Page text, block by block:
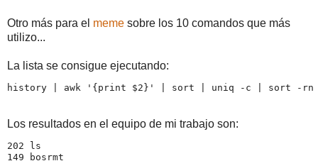
Otro más para el meme sobre los 10 comandos que más
utilizo...
La lista se consigue ejecutando:
history | awk '{print $2}' | sort | uniq -c | sort -rn |
Los resultados en el equipo de mi trabajo son:
202 ls
149 bosrmt